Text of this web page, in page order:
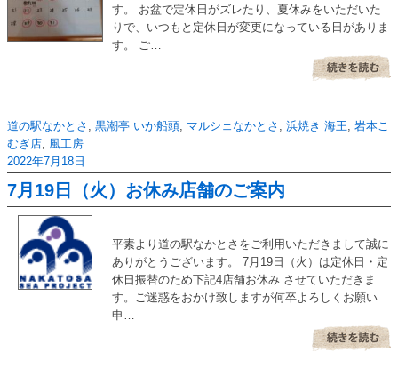
す。 お盆で定休日がズレたり、夏休みをいただいた
りで、いつもと定休日が変更になっている日がありま
す。 ご…
道の駅なかとさ 黒潮亭 いか船頭 マルシェなかとさ 浜焼き 海王 岩本こ
むぎ店 風工房
2022年7月18日
7月19日（火）お休み店舗のご案内
平素より道の駅なかとさをご利用いただきまして誠に
ありがとうございます。 7月19日（火）は定休日・定
休日振替のため下記4店舗お休み させていただきま
す。ご迷惑をおかけ致しますが何卒よろしくお願い
申…